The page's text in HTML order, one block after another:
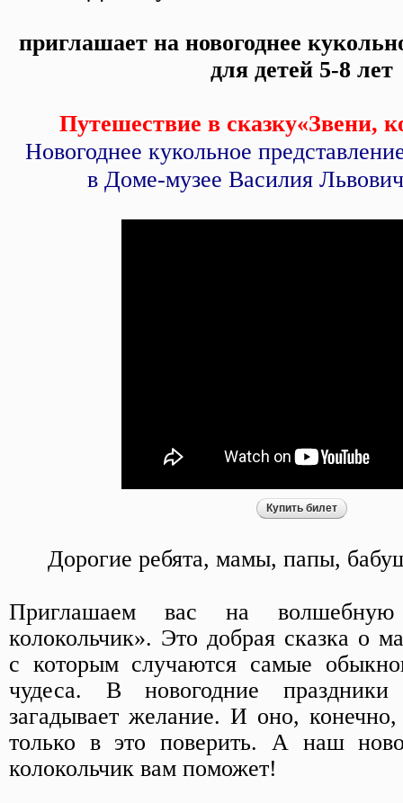
приглашает на новогоднее
для детей 5-8 лет
Путешествие в сказку«Звени,
Новогоднее кукольное
в Доме-музее Василия
Купить билет
Дорогие ребята, мамы, папы,
Приглашаем вас на волшебную
колокольчик». Это добрая сказка о
с которым случаются самые
чудеса. В новогодние
загадывает желание. И оно, конечно,
только в это поверить. А наш
колокольчик вам поможет!